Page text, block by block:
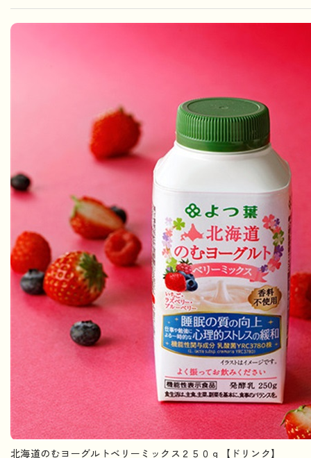
北海道のむヨーグルトベリーミックス２５０ｇ【ドリンク】